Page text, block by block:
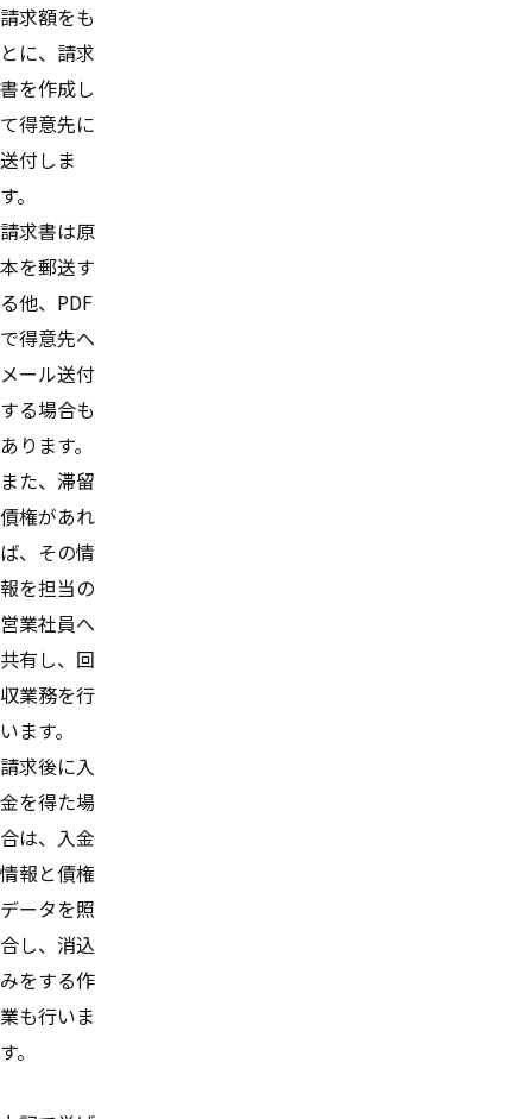
請求額をも
とに、請求
書を作成し
て得意先に
送付しま
す。
請求書は原
本を郵送す
る他、PDF
で得意先へ
メール送付
する場合も
あります。
また、滞留
債権があれ
ば、その情
報を担当の
営業社員へ
共有し、回
収業務を行
います。
請求後に入
金を得た場
合は、入金
情報と債権
データを照
合し、消込
みをする作
業も行いま
す。